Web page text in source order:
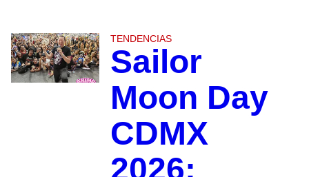
TENDENCIAS
Sailor
Moon Day
CDMX
2026: